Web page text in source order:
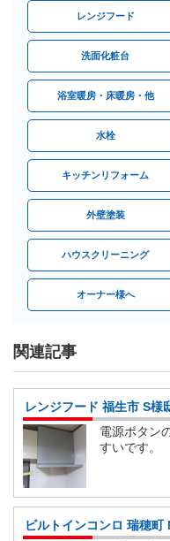
レンジフード
洗面化粧台
浴室暖房・床暖房・他
水栓
キッチンリフォーム
外壁塗装
ハウスクリーニング
オーナー様へ
関連記事
レンジフード 福生市 S様
電源ボタン
すいです。
ビルトインコンロ 瑞穂町